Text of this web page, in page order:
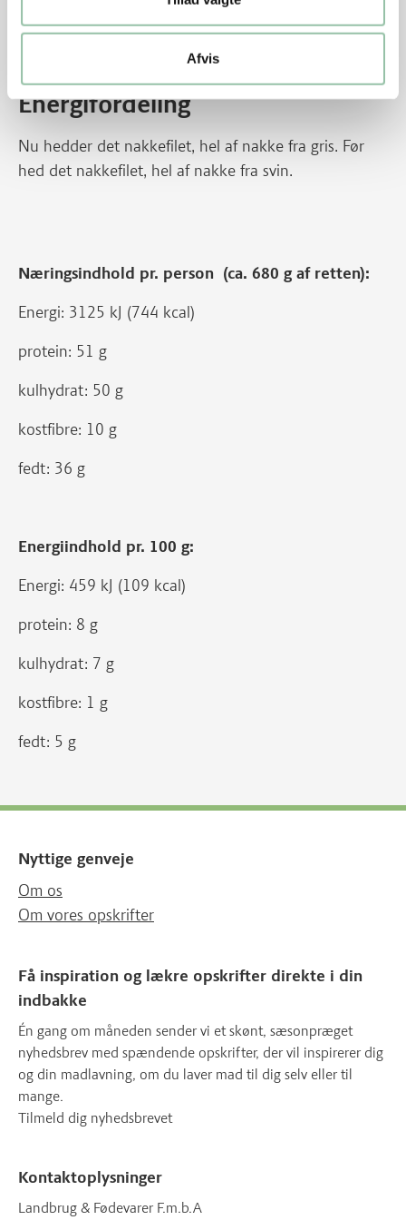
Afvis
Tips
Energifordeling
Nu hedder det nakkefilet, hel af nakke fra gris. Før
hed det nakkefilet, hel af nakke fra svin.
Næringsindhold pr. person (ca. 680 g af retten):
Energi: 3125 kJ (744 kcal)
protein: 51 g
kulhydrat: 50 g
kostfibre: 10 g
fedt: 36 g
Energiindhold pr. 100 g:
Energi: 459 kJ (109 kcal)
protein: 8 g
kulhydrat: 7 g
kostfibre: 1 g
fedt: 5 g
Nyttige genveje
Om os
Om vores opskrifter
Få inspiration og lækre opskrifter direkte i din
indbakke
Én gang om måneden sender vi et skønt, sæsonpræget
nyhedsbrev med spændende opskrifter, der vil inspirerer dig
og din madlavning, om du laver mad til dig selv eller til
mange.
Tilmeld dig nyhedsbrevet
Kontaktoplysninger
Landbrug & Fødevarer F.m.b.A